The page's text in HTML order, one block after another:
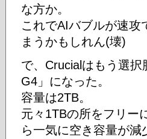
な方か。
これでAIバブルが速攻
まうかもしれん(壊)
で、Crucialはもう選
G4」になった。
容量は2TB。
元々1TBの所をフリー
ら一気に空き容量が